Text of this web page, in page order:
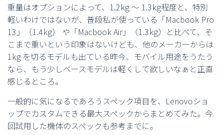
重量はオプションによって、1.2kg ～ 1.3kg程度と、特別
軽いわけではないが、普段私が使っている「Macbook Pro
13」（1.4kg） や「Macbook Air」（1.3kg）と比べて、そ
こまで重いという印象はないけども、他のメーカーからは
1kg を切るモデルも出ている昨今、モバイル用途をうたう
なら、もう少しベースモデルは軽くして欲しいなぁと正直
感じるところ。
一般的に気になるであろうスペック項目を、Lenovoショ
ップでカスタムできる最大スペックからまとめてみた。今
回試用した機体のスペックも参考までに。